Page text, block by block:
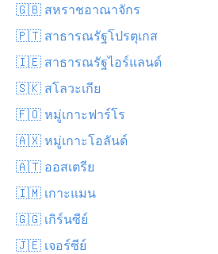
🇬🇧 สหราชอาณาจักร
🇵🇹 สาธารณรัฐโปรตุเกส
🇮🇪 สาธารณรัฐไอร์แลนด์
🇸🇰 สโลวะเกีย
🇫🇴 หมู่เกาะฟาร์โร
🇦🇽 หมู่เกาะโอลันด์
🇦🇹 ออสเตรีย
🇮🇲 เกาะแมน
🇬🇬 เกิร์นซีย์
🇯🇪 เจอร์ซีย์